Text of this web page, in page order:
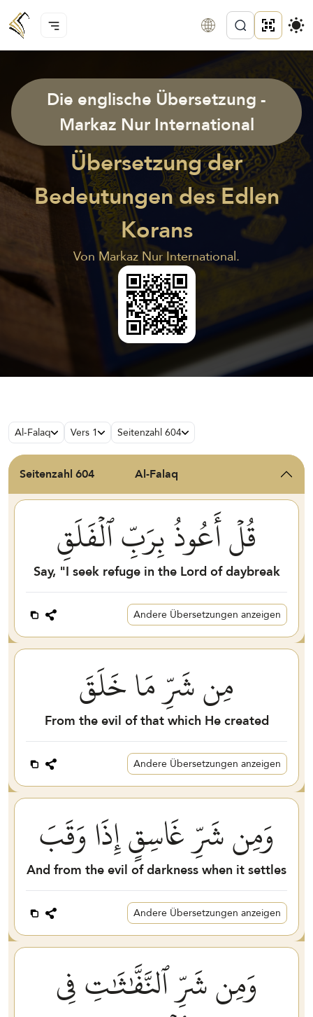
Die englische Übersetzung -
Markaz Nur International
Übersetzung der
Bedeutungen des Edlen
Korans
Von Markaz Nur International.
Al-Falaq Vers 1 Seitenzahl 604
Seitenzahl 604 Al-Falaq
قُلۡ أَعُوذُ بِرَبِّ ٱلۡفَلَقِ
Say, "I seek refuge in the Lord of daybreak
Andere Übersetzungen anzeigen
مِن شَرِّ مَا خَلَقَ
From the evil of that which He created
Andere Übersetzungen anzeigen
وَمِن شَرِّ غَاسِقٍ إِذَا وَقَبَ
And from the evil of darkness when it settles
Andere Übersetzungen anzeigen
وَمِن شَرِّ ٱلنَّفَّٰثَٰتِ فِي